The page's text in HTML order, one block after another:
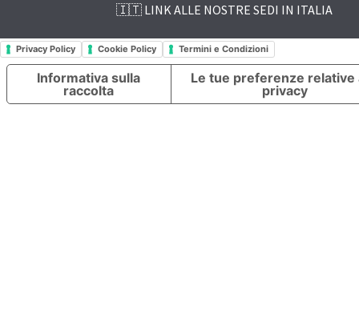
🇮🇹 LINK ALLE NOSTRE SEDI IN ITALIA
Privacy Policy Cookie Policy Termini e Condizioni
Informativa sulla
raccolta
Le tue preferenze relative
privacy